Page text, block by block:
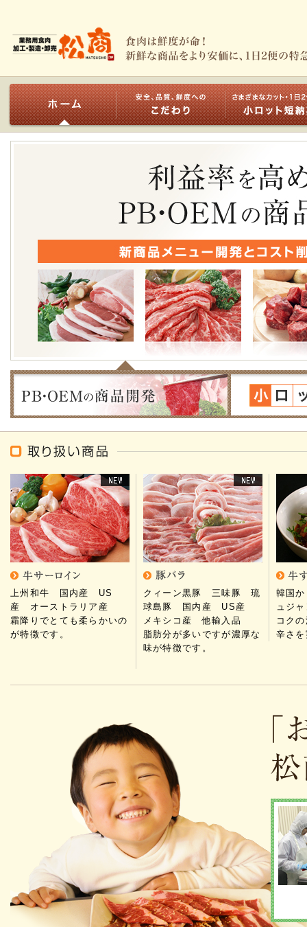
上州和牛 国内産 US
産 オーストラリア産
霜降りでとても柔らかいの
が特徴です。
クィーン黒豚 三味豚 琉
球島豚 国内産 US産
メキシコ産 他輸入品
脂肪分が多いですが濃厚な
味が特徴です。
韓国
ュジ
コク
辛さ